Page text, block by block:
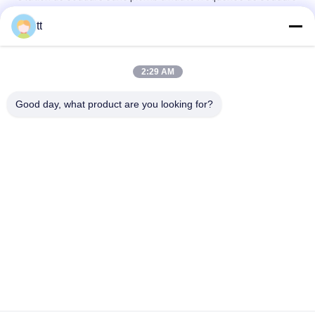
d'ESD de station de BK3300A 150W avec le transformateur
200V soudant le câblage cuivre pur flexible a étamé la norme
portable avec le pistolet pneumatique chaud et le fer à souder
tt
2:29 AM
Good day, what product are you looking for?